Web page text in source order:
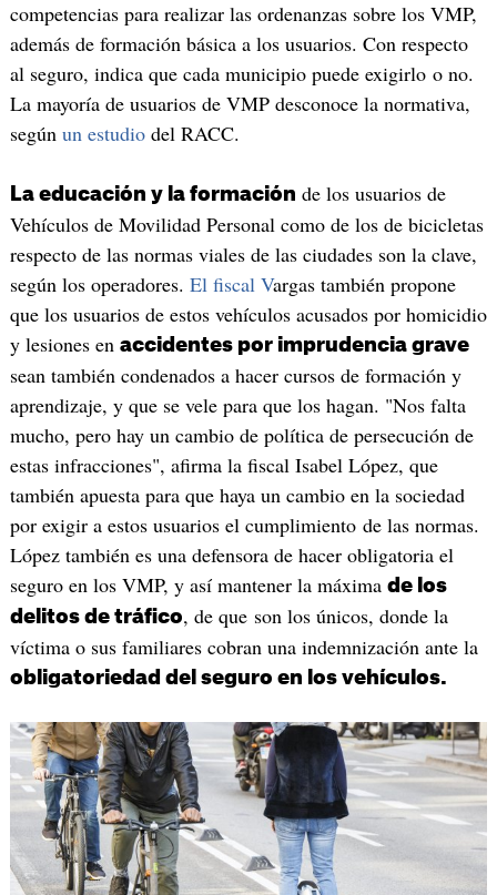
competencias para realizar las ordenanzas sobre los VMP,
además de formación básica a los usuarios. Con respecto
al seguro, indica que cada municipio puede exigirlo o no.
La mayoría de usuarios de VMP desconoce la normativa,
según un estudiodel RACC.
La educación y la formación de los usuarios de
Vehículos de Movilidad Personal como de los de bicicletas
respecto de las normas viales de las ciudades son la clave,
según los operadores. El fiscal Vargas también propone
que los usuarios de estos vehículos acusados por homicidio
y lesiones en accidentes por imprudencia grave
sean también condenados a hacer cursos de formación y
aprendizaje, y que se vele para que los hagan. "Nos falta
mucho, pero hay un cambio de política de persecución de
estas infracciones", afirma la fiscal Isabel López, que
también apuesta para que haya un cambio en la sociedad
por exigir a estos usuarios el cumplimiento de las normas.
López también es una defensora de hacer obligatoria el
seguro en los VMP, y así mantener la máxima de los
delitos de tráfico, de que son los únicos, donde la
víctima o sus familiares cobran una indemnización ante la
obligatoriedad del seguro en los vehículos.